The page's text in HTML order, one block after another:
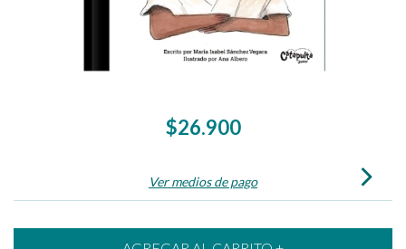
$26.900
Ver medios de pago